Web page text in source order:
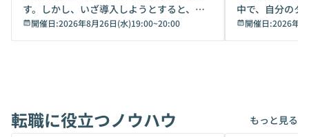
す。しかし、いざ導入しようとすると、セ
キュリティ面の懸念や権限管理のハードル
から、気軽に使えないケースも多いのでは
けでなく、想像以上の範囲まで自動化でき
ることは、まだあまり知られていません。
開催日:2026年8月26日(水)19:00~20:00
中で、自分のタ
いいのか」を自
か？ 「なんとなく誰かが良いと言っていた
は、評判では
ているAIを選ぶこ
開催日:2026年8
転職に役立つノウハウ もっと見る